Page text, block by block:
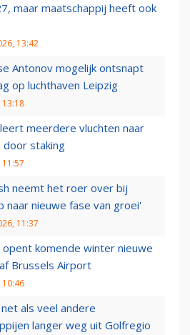
maar maatschappij heeft ook
13:42
Antonov mogelijk ontsnapt
op luchthaven Leipzig
13:18
meerdere vluchten naar
door staking
neemt het roer over bij
naar nieuwe fase van groei'
11:37
opent komende winter nieuwe
Brussels Airport
10:46
als veel andere
langer weg uit Golfregio